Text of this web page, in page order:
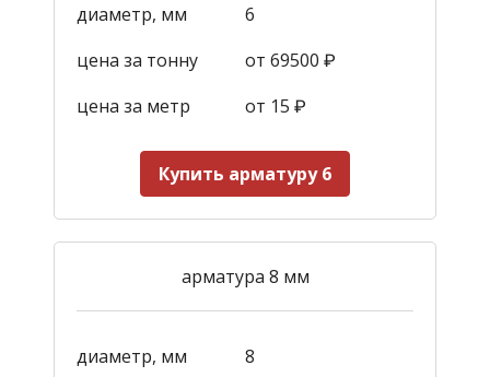
диаметр, мм
6
цена за тонну
от 69500 ₽
цена за метр
от 15 ₽
Купить арматуру 6
арматура 8 мм
диаметр, мм
8